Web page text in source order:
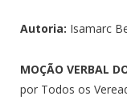
Autoria: Isamarc
MOÇÃO VERBAL
por Todos os